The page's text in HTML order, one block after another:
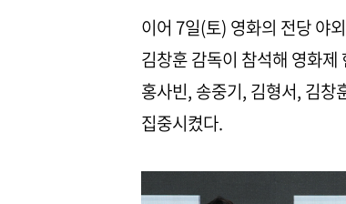
이어 7일(토) 영화의 전당 야
김창훈 감독이 참석해 영화
홍사빈, 송중기, 김형서, 김창
집중시켰다.